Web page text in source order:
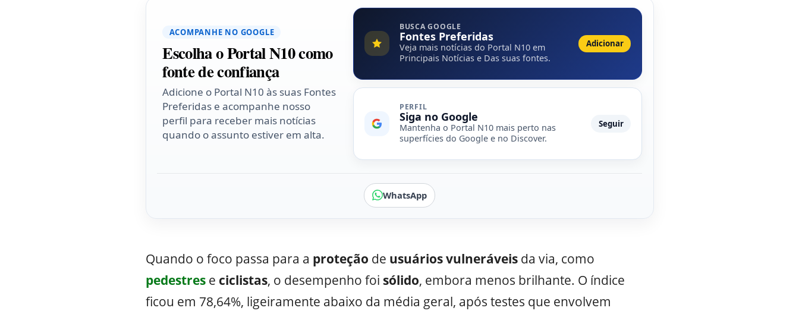
ACOMPANHE NO GOOGLE
Escolha o Portal N10 como
fonte de confiança
Adicione o Portal N10 às suas Fontes
Preferidas e acompanhe nosso
perfil para receber mais notícias
quando o assunto estiver em alta.
BUSCA GOOGLE
Fontes Preferidas
Veja mais notícias do Portal N10 em
Principais Notícias e Das suas fontes.
Adicionar
PERFIL
Siga no Google
Mantenha o Portal N10 mais perto nas
superfícies do Google e no Discover.
Seguir
WhatsApp
Quando o foco passa para a proteção de usuáriosvulneráveisda via, como
pedestrese ciclistas, o desempenho foi sólido, embora menos brilhante. O índice
ficou em 78,64%, ligeiramente abaixo da média geral, após testes que envolvem